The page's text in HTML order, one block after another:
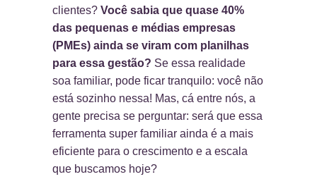
clientes? Você sabia que quase 40%
das pequenas e médias empresas
(PMEs) ainda se viram com planilhas
para essa gestão? Se essa realidade
soa familiar, pode ficar tranquilo: você não
está sozinho nessa! Mas, cá entre nós, a
gente precisa se perguntar: será que essa
ferramenta super familiar ainda é a mais
eficiente para o crescimento e a escala
que buscamos hoje?